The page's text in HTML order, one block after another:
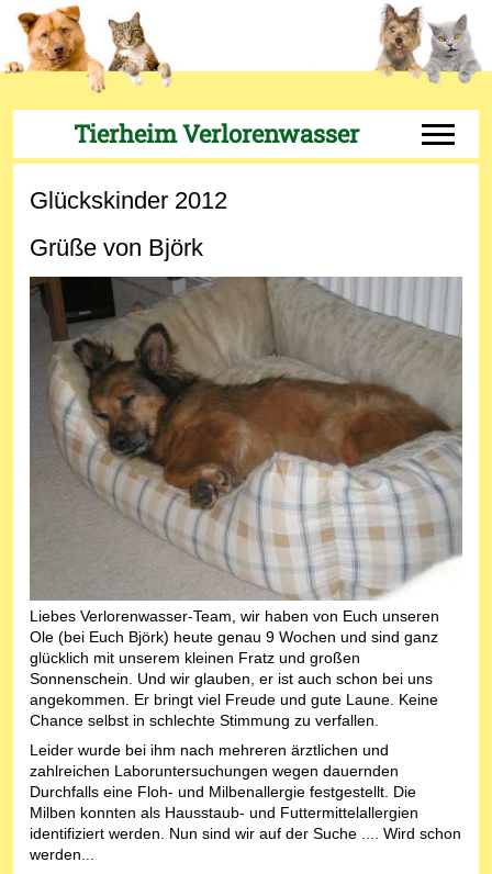
Tierheim Verlorenwasser Off-
Glückskinder 2012
Grüße von Björk
Liebes Verlorenwasser-Team, wir haben von Euch unseren
Ole (bei Euch Björk) heute genau 9 Wochen und sind ganz
glücklich mit unserem kleinen Fratz und großen
Sonnenschein. Und wir glauben, er ist auch schon bei uns
angekommen. Er bringt viel Freude und gute Laune. Keine
Chance selbst in schlechte Stimmung zu verfallen.
Leider wurde bei ihm nach mehreren ärztlichen und
zahlreichen Laboruntersuchungen wegen dauernden
Durchfalls eine Floh- und Milbenallergie festgestellt. Die
Milben konnten als Hausstaub- und Futtermittelallergien
identifiziert werden. Nun sind wir auf der Suche .... Wird schon
werden...